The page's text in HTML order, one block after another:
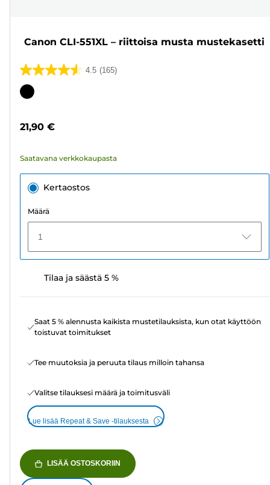
Canon CLI-551XL – riittoisa musta mustekasetti
4.5 (165)
4.5/5
tähteä.
Värikasetti
21,90 €
Saatavana verkkokaupasta
Kertaostos
Määrä
1
Tilaa ja säästä 5 %
Saat 5 % alennusta kaikista mustetilauksista, kun otat käyttöön
toistuvat toimitukset
Tee muutoksia ja peruuta tilaus milloin tahansa
Valitse tilauksesi määrä ja toimitusväli
Lue lisää Repeat & Save -tilauksesta
LISÄÄ OSTOSKORIIN